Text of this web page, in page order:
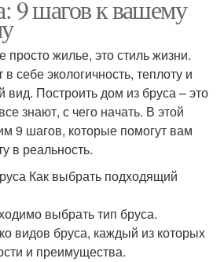
9 шагов к вашему
просто жилье, это стиль жизни.
себе экологичность, теплоту и
Построить дом из бруса – это
знают, с чего начать. В этой
9 шагов, которые помогут вам
в реальность.
Как выбрать подходящий
выбрать тип бруса.
видов бруса, каждый из которых
и преимущества.